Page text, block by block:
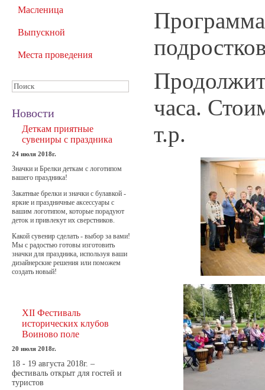
Программа
часа.
т.р.
Масленица
Выпускной
Места проведения
Новости
Деткам приятные
сувениры с праздника
24 июля 2018г.
Значки и Брелки деткам с логотипом
вашего праздника!
Закатные брелки и значки с булавкой -
яркие и праздничные аксессуары с
вашим логотипом, которые порадуют
деток и привлекут их сверстников.
Какой сувенир сделать - выбор за вами!
Мы с радостью готовы изготовить
значки для праздника, используя ваши
дизайнерские решения или поможем
создать новый!
XII Фестиваль
исторических клубов
Воиново поле
20 июля 2018г.
18 - 19 августа 2018г. –
фестиваль открыт для гостей и
туристов